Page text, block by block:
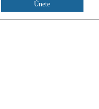
Únete